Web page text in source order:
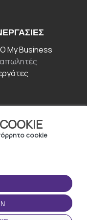
cookie
My Business
ΤΗΝ